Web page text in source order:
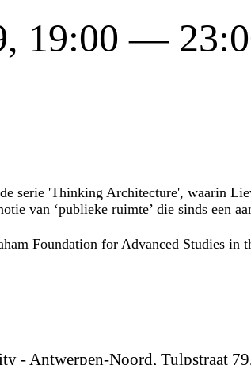
19:00 —
serie 'Thinking Architecture', waarin
van ‘publieke ruimte’ die sinds een
Foundation for Advanced Studies in
- Antwerpen-Noord, Tulpstraat